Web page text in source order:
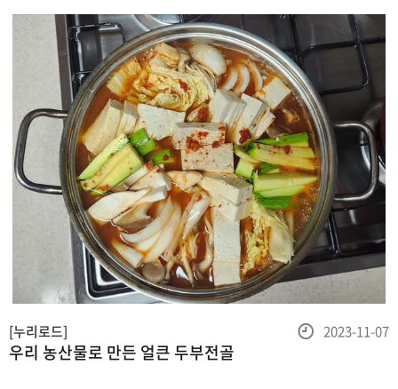
간단하게
우리 농산물로 만든 얼큰 두부전골
[누리로드]
등
2023-11-07